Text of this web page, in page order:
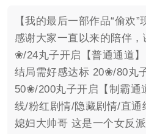
【我的最后一部作品“偷欢”
感谢大家一直以来的陪伴，
❀/24丸子开启【普通通道】
结局需好感达标 20❀/80丸
50❀/200丸子开启【制霸通
线/粉红剧情/隐藏剧情/直通
媳妇大帅哥 这是一个女反派